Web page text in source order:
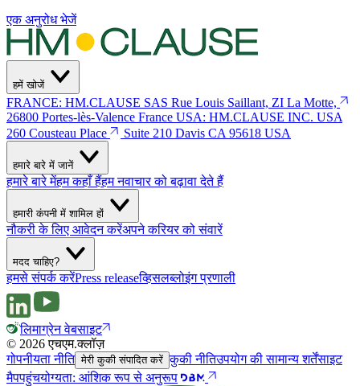
एक अनुरोध भेजें
हमें खोजें
FRANCE: HM.CLAUSE SAS Rue Louis Saillant, ZI La Motte,
26800 Portes-lès-Valence France USA: HM.CLAUSE INC. USA
260 Cousteau Place
Suite 210 Davis CA 95618 USA
हमारे बारे में जानें
हमारे बारे मेंहम कहाँ हैंहम नवाचार को बढ़ावा देते हैं
हमारी कंपनी में शामिल हों
नौकरी के लिए आवेदन करेंअपने करियर को संवारें
मदद चाहिए?
हमसे संपर्क करेंPress releaseव्हिसलब्लोइंग प्रणाली
लिमाग्रेन वेबसाइट
© 2026 एचएम.क्लॉज़
गोपनीयता नीति मेरी कुकी संपादित करें कुकी नीतिउपयोग की सामान्य शर्तेंसाइट
मैपपहुंचयोग्यता: आंशिक रूप से अनुरूप